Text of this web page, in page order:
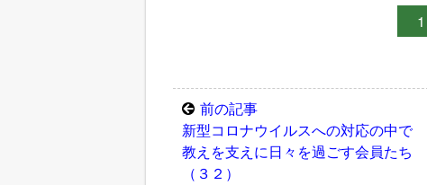
1
前の記事
新型コロナウイルスへの対応の中で
教えを支えに日々を過ごす会員たち
（３２）